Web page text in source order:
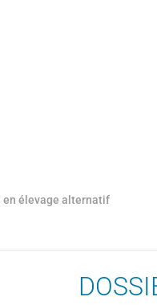
élevage alternatif